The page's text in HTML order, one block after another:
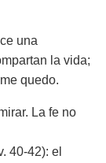
una
la vida;
quedo.
La fe no
40-42): el